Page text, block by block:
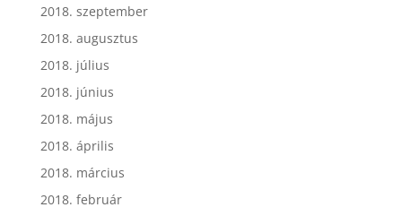
2018. szeptember
2018. augusztus
2018. július
2018. június
2018. május
2018. április
2018. március
2018. február